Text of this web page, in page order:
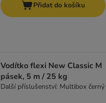
Přidat do košíku
Vodítko flexi New Classic M
pásek, 5 m / 25 kg
Další příslušenství: Multibox černý